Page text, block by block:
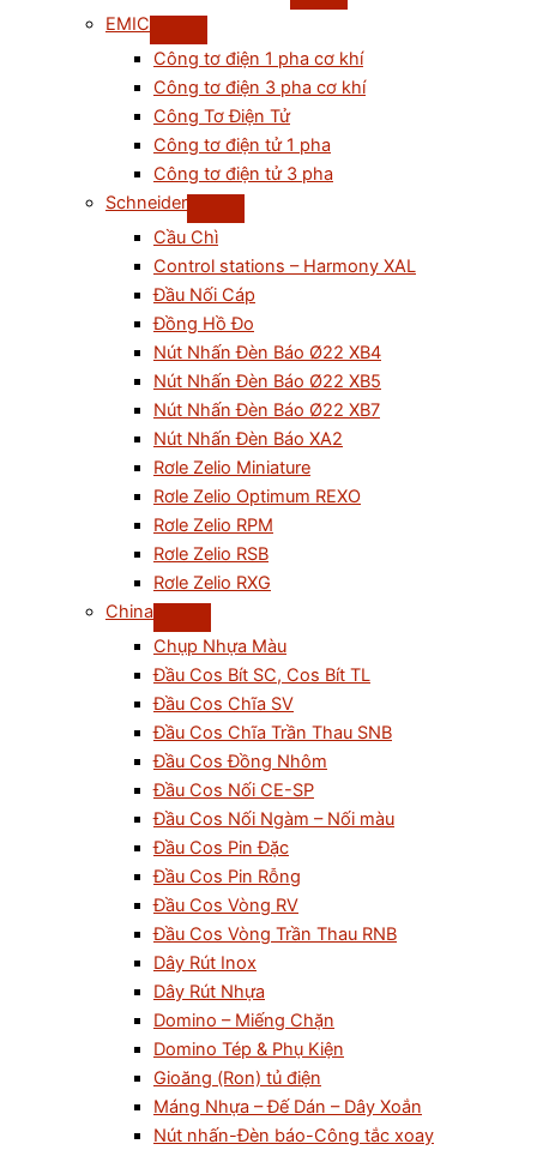
EMIC
Công tơ điện 1 pha cơ khí
Công tơ điện 3 pha cơ khí
Công Tơ Điện Tử
Công tơ điện tử 1 pha
Công tơ điện tử 3 pha
Schneider
Cầu Chì
Control stations – Harmony XAL
Đầu Nối Cáp
Đồng Hồ Đo
Nút Nhấn Đèn Báo Ø22 XB4
Nút Nhấn Đèn Báo Ø22 XB5
Nút Nhấn Đèn Báo Ø22 XB7
Nút Nhấn Đèn Báo XA2
Rơle Zelio Miniature
Rơle Zelio Optimum REXO
Rơle Zelio RPM
Rơle Zelio RSB
Rơle Zelio RXG
China
Chụp Nhựa Màu
Đầu Cos Bít SC, Cos Bít TL
Đầu Cos Chĩa SV
Đầu Cos Chĩa Trần Thau SNB
Đầu Cos Đồng Nhôm
Đầu Cos Nối CE-SP
Đầu Cos Nối Ngàm – Nối màu
Đầu Cos Pin Đặc
Đầu Cos Pin Rỗng
Đầu Cos Vòng RV
Đầu Cos Vòng Trần Thau RNB
Dây Rút Inox
Dây Rút Nhựa
Domino – Miếng Chặn
Domino Tép & Phụ Kiện
Gioăng (Ron) tủ điện
Máng Nhựa – Đế Dán – Dây Xoắn
Nút nhấn-Đèn báo-Công tắc xoay